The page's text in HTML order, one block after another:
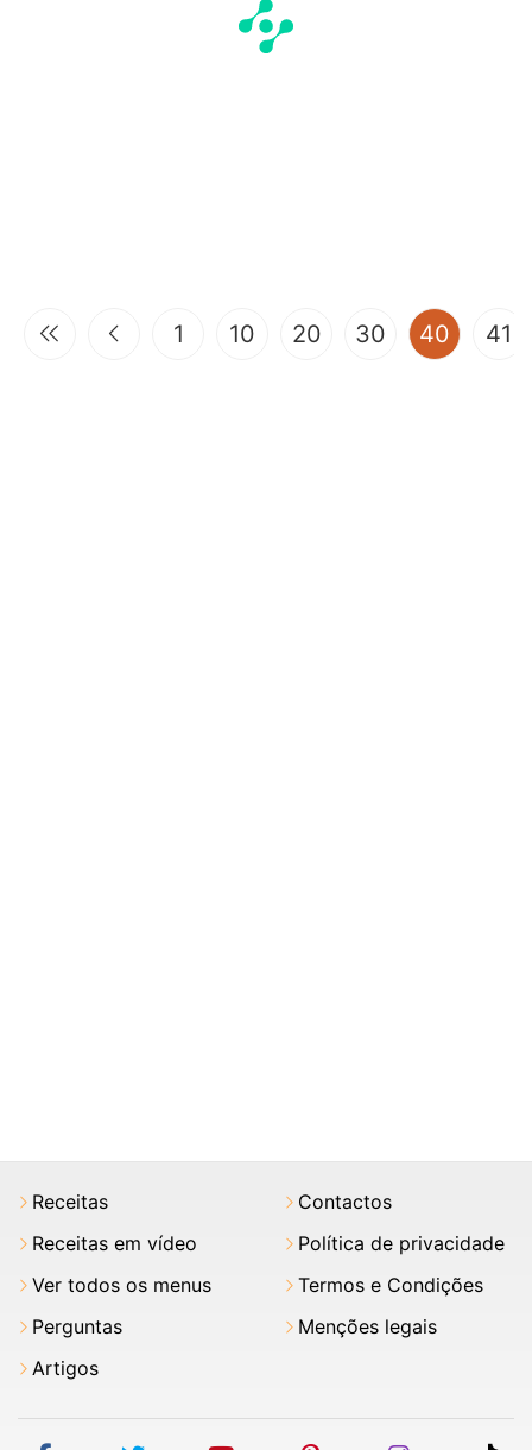
1 10 20 30 40 41
Receitas
Receitas em vídeo
Ver todos os menus
Perguntas
Artigos
Contactos
Política de privacidade
Termos e Condições
Menções legais